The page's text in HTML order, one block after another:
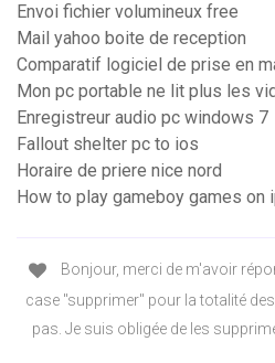
Envoi fichier volumineux free
Mail yahoo boite de reception
Comparatif logiciel de prise en
Mon pc portable ne lit plus les
Enregistreur audio pc windows 7
Fallout shelter pc to ios
Horaire de priere nice nord
How to play gameboy games on
Bonjour, merci de m'avoir
case "supprimer" pour la totalité
pas. Je suis obligée de les